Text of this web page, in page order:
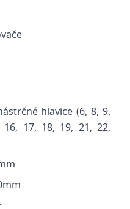
hlavice (6, 8, 9,
17, 18, 19, 21, 22,